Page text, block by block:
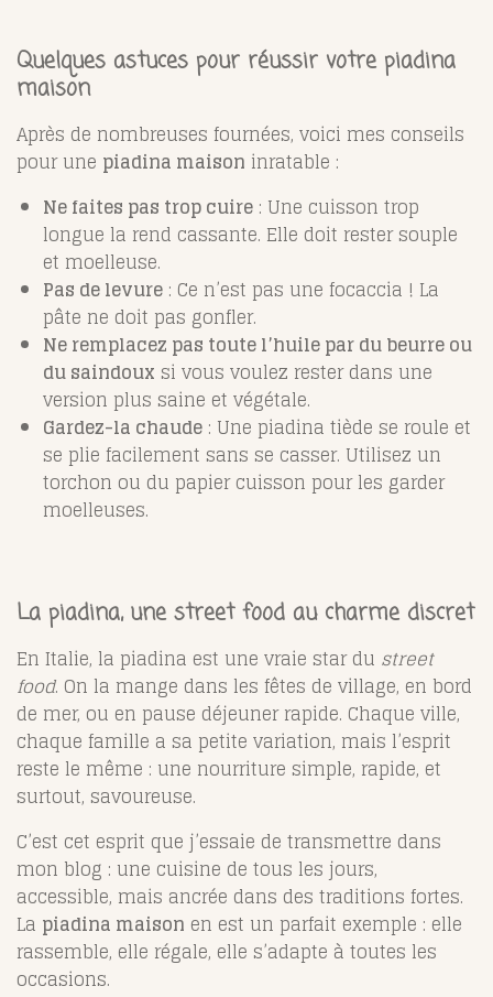
Quelques astuces pour réussir votre piadina
maison
Après de nombreuses fournées, voici mes conseils
pour une piadina maison inratable :
Ne faites pas trop cuire : Une cuisson trop
longue la rend cassante. Elle doit rester souple
et moelleuse.
Pas de levure : Ce n’est pas une focaccia ! La
pâte ne doit pas gonfler.
Ne remplacez pas toute l’huile par du beurre ou
du saindoux si vous voulez rester dans une
version plus saine et végétale.
Gardez-la chaude : Une piadina tiède se roule et
se plie facilement sans se casser. Utilisez un
torchon ou du papier cuisson pour les garder
moelleuses.
La piadina, une street food au charme discret
En Italie, la piadina est une vraie star du street
food. On la mange dans les fêtes de village, en bord
de mer, ou en pause déjeuner rapide. Chaque ville,
chaque famille a sa petite variation, mais l’esprit
reste le même : une nourriture simple, rapide, et
surtout, savoureuse.
C’est cet esprit que j’essaie de transmettre dans
mon blog : une cuisine de tous les jours,
accessible, mais ancrée dans des traditions fortes.
La piadina maison en est un parfait exemple : elle
rassemble, elle régale, elle s’adapte à toutes les
occasions.